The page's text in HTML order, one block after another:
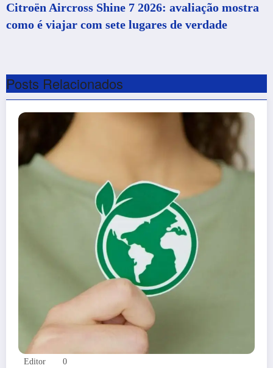
Citroën Aircross Shine 7 2026: avaliação mostra
como é viajar com sete lugares de verdade
Posts Relacionados
Editor 0